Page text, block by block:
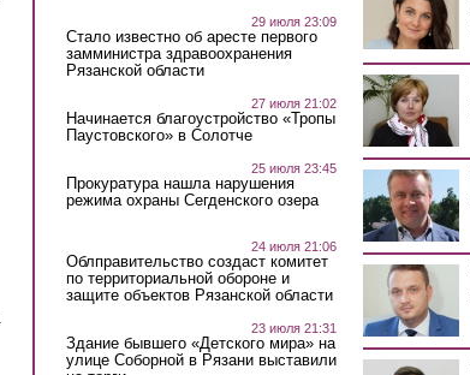
29 июля 23:09
Стало известно об аресте первого
замминистра здравоохранения
Рязанской области
27 июля 21:02
Начинается благоустройство «Тропы
Паустовского» в Солотче
25 июля 23:45
Прокуратура нашла нарушения
режима охраны Сегденского озера
24 июля 21:06
Облправительство создаст комитет
по территориальной обороне и
защите объектов Рязанской области
23 июля 21:31
Здание бывшего «Детского мира» на
улице Соборной в Рязани выставили